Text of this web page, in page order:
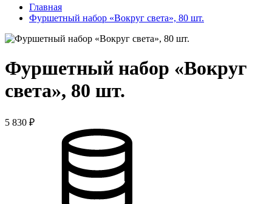
Главная
Фуршетный набор «Вокруг света», 80 шт.
Фуршетный набор «Вокруг
света», 80 шт.
5 830 ₽